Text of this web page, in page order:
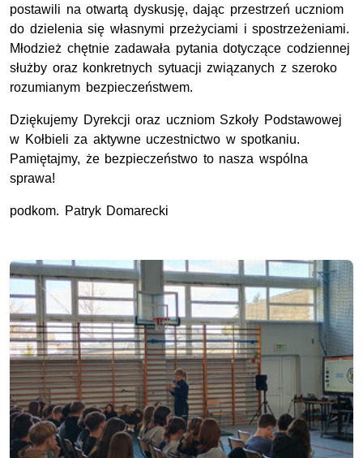
postawili na otwartą dyskusję, dając przestrzeń uczniom
do dzielenia się własnymi przeżyciami i spostrzeżeniami.
Młodzież chętnie zadawała pytania dotyczące codziennej
służby oraz konkretnych sytuacji związanych z szeroko
rozumianym bezpieczeństwem.
Dziękujemy Dyrekcji oraz uczniom Szkoły Podstawowej
w Kołbieli za aktywne uczestnictwo w spotkaniu.
Pamiętajmy, że bezpieczeństwo to nasza wspólna
sprawa!
podkom. Patryk Domarecki